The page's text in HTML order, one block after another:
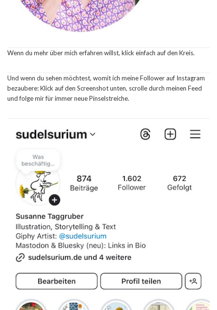
Wenn du mehr über mich erfahren willst, klick einfach auf den Kreis.
Und wenn du sehen möchtest, womit ich meine Follower auf Instagram
bezaubere: Klick auf den Screenshot unten, scrolle durch meinen Feed
und folge mir für immer neue Pinselstreiche.